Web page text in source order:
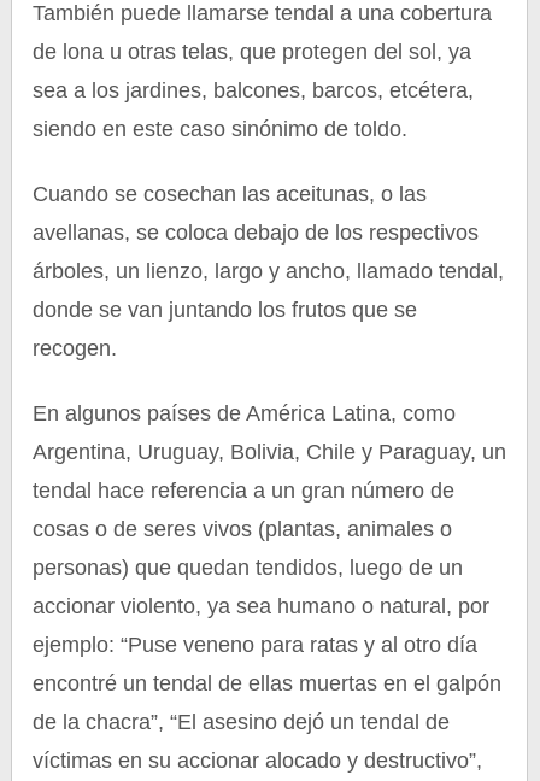
También puede llamarse tendal a una cobertura
de lona u otras telas, que protegen del sol, ya
sea a los jardines, balcones, barcos, etcétera,
siendo en este caso sinónimo de toldo.
Cuando se cosechan las aceitunas, o las
avellanas, se coloca debajo de los respectivos
árboles, un lienzo, largo y ancho, llamado tendal,
donde se van juntando los frutos que se
recogen.
En algunos países de América Latina, como
Argentina, Uruguay, Bolivia, Chile y Paraguay, un
tendal hace referencia a un gran número de
cosas o de seres vivos (plantas, animales o
personas) que quedan tendidos, luego de un
accionar violento, ya sea humano o natural, por
ejemplo: “Puse veneno para ratas y al otro día
encontré un tendal de ellas muertas en el galpón
de la chacra”, “El asesino dejó un tendal de
víctimas en su accionar alocado y destructivo”,